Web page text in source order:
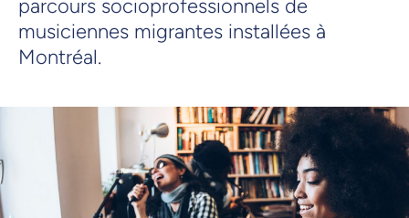
parcours socioprofessionnels de
musiciennes migrantes installées à
Montréal.